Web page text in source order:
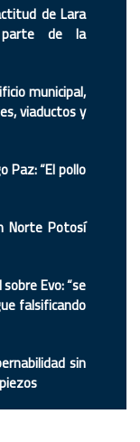
de Lara
de la
municipal,
viaductos y
Paz: “El pollo
Norte Potosí
Evo: “se
falsificando
sin